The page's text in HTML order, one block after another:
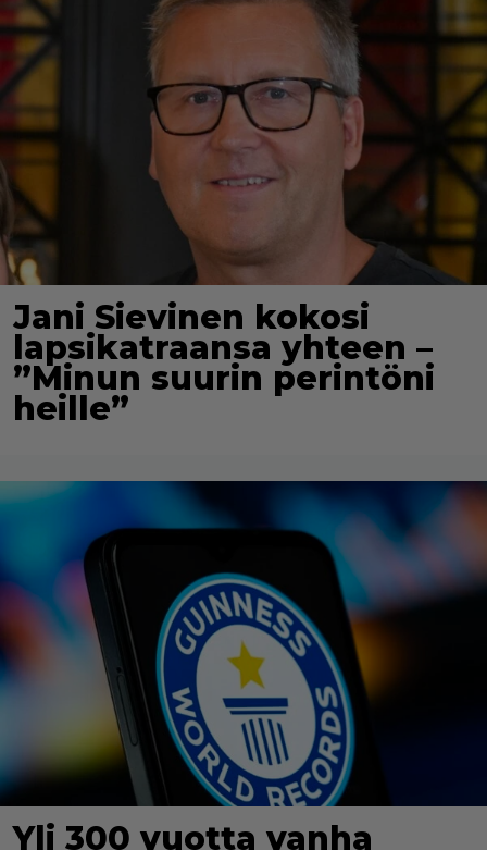
Jani Sievinen kokosi
lapsikatraansa yhteen –
”Minun suurin perintöni
heille”
Yli 300 vuotta vanha